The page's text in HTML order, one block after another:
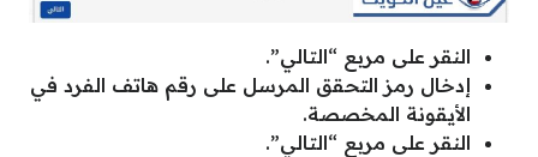
النقر على مربع “التالي”.
إدخال رمز التحقق المرسل على رقم هاتف الفرد في
الأيقونة المخصصة.
النقر على مربع “التالي”.